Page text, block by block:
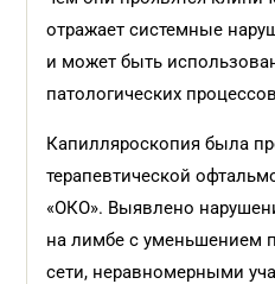
отражает системные
и может быть
патологических
Капилляроскопия была
терапевтической
«ОКО». Выявлено
на лимбе с уменьшением
сети, неравномерными